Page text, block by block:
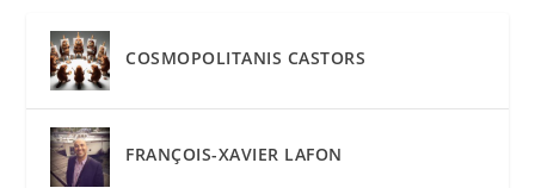
COSMOPOLITANIS CASTORS
FRANÇOIS-XAVIER LAFON